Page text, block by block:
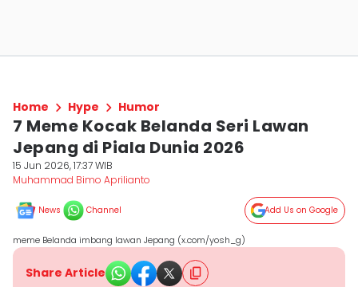
Home Hype Humor
7 Meme Kocak Belanda Seri Lawan
Jepang di Piala Dunia 2026
15 Jun 2026, 17:37 WIB
Muhammad Bimo Aprilianto
News Channel Add Us on Google
meme Belanda imbang lawan Jepang (x.com/yosh_g)
Share Article